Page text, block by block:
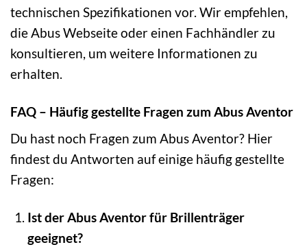
technischen Spezifikationen vor. Wir empfehlen,
die Abus Webseite oder einen Fachhändler zu
konsultieren, um weitere Informationen zu
erhalten.
FAQ – Häufig gestellte Fragen zum Abus Aventor
Du hast noch Fragen zum Abus Aventor? Hier
findest du Antworten auf einige häufig gestellte
Fragen:
Ist der Abus Aventor für Brillenträger
geeignet?